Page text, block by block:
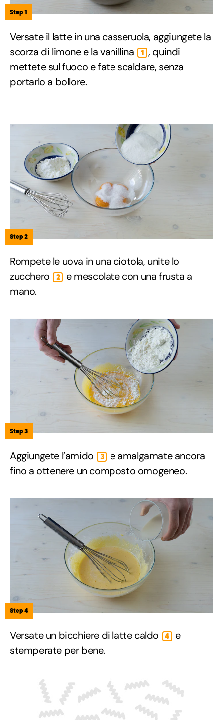
Step 1
Versate il latte in una casseruola, aggiungete la
scorza di limone e la vanillina
1 , quindi
mettete sul fuoco e fate scaldare, senza
portarlo a bollore.
Step 2
Rompete le uova in una ciotola, unite lo
zucchero
2
e mescolate con una frusta a
mano.
Step 3
Aggiungete l’amido 3
e amalgamate ancora
fino a ottenere un composto omogeneo.
Step 4
Versate un bicchiere di latte caldo 4
e
stemperate per bene.